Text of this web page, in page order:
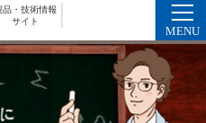
品・技術情報
サイト
MENU